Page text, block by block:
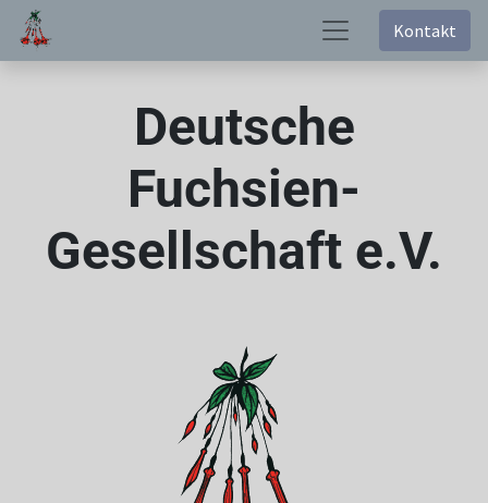
Kontakt
Deutsche
Fuchsien-
Gesellschaft e.V.